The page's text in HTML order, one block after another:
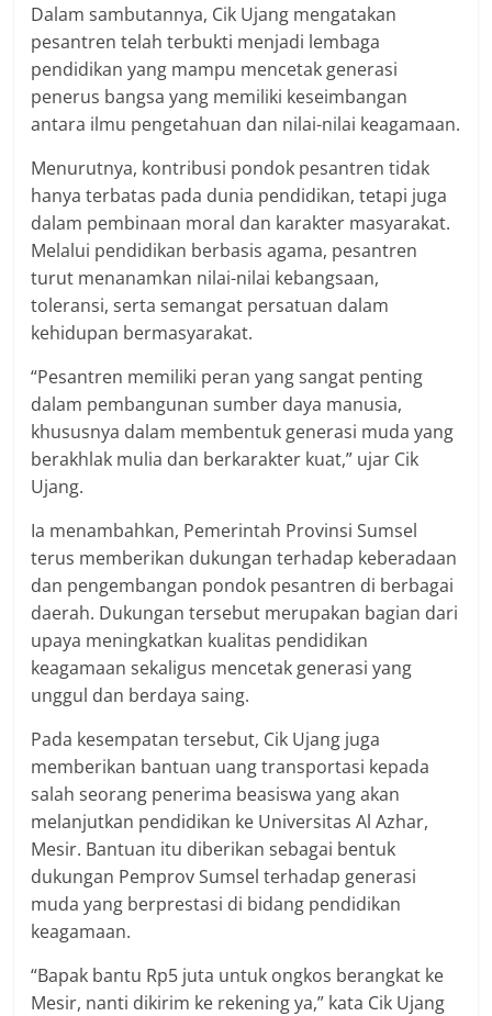
Dalam sambutannya, Cik Ujang mengatakan
pesantren telah terbukti menjadi lembaga
pendidikan yang mampu mencetak generasi
penerus bangsa yang memiliki keseimbangan
antara ilmu pengetahuan dan nilai-nilai keagamaan.
Menurutnya, kontribusi pondok pesantren tidak
hanya terbatas pada dunia pendidikan, tetapi juga
dalam pembinaan moral dan karakter masyarakat.
Melalui pendidikan berbasis agama, pesantren
turut menanamkan nilai-nilai kebangsaan,
toleransi, serta semangat persatuan dalam
kehidupan bermasyarakat.
“Pesantren memiliki peran yang sangat penting
dalam pembangunan sumber daya manusia,
khususnya dalam membentuk generasi muda yang
berakhlak mulia dan berkarakter kuat,” ujar Cik
Ujang.
Ia menambahkan, Pemerintah Provinsi Sumsel
terus memberikan dukungan terhadap keberadaan
dan pengembangan pondok pesantren di berbagai
daerah. Dukungan tersebut merupakan bagian dari
upaya meningkatkan kualitas pendidikan
keagamaan sekaligus mencetak generasi yang
unggul dan berdaya saing.
Pada kesempatan tersebut, Cik Ujang juga
memberikan bantuan uang transportasi kepada
salah seorang penerima beasiswa yang akan
melanjutkan pendidikan ke Universitas Al Azhar,
Mesir. Bantuan itu diberikan sebagai bentuk
dukungan Pemprov Sumsel terhadap generasi
muda yang berprestasi di bidang pendidikan
keagamaan.
“Bapak bantu Rp5 juta untuk ongkos berangkat ke
Mesir, nanti dikirim ke rekening ya,” kata Cik Ujang